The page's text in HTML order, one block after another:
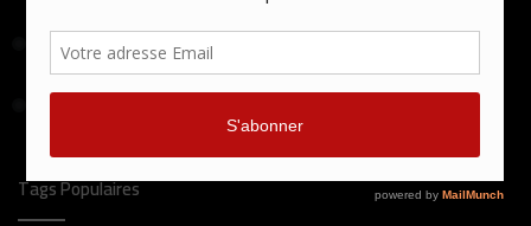
Death Game : la rédemption ou la mort !
Knock Out ! Le boxeur sonné par la vie.
Tags Populaires